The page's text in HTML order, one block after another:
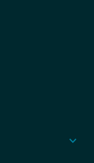
expand_more